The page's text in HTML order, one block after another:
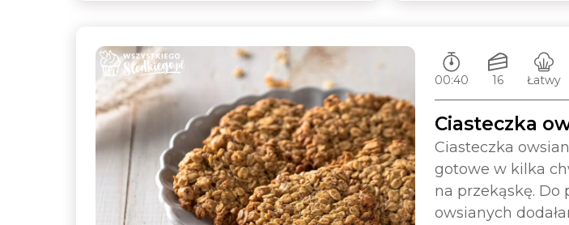
Czas przygotowywania:
00:40
Ilość porcji:
16
Poziom trudności:
Łatwy
Ciasteczka
Ciasteczka
gotowe w kilka
na przekąskę. Do
owsianych